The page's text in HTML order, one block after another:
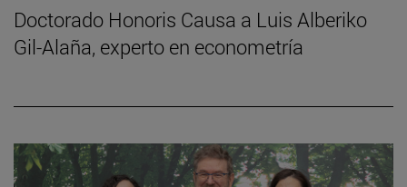
Doctorado Honoris Causa a Luis Alberiko
Gil-Alaña, experto en econometría